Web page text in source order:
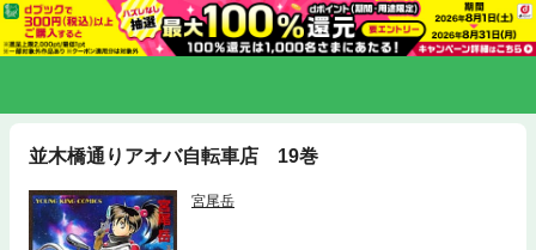
並木橋通りアオバ自転車店 19巻
宮尾岳